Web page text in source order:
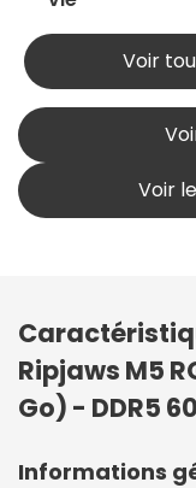
Voir
Voir
Ripjaws M5
Go) - DDR5
Informations